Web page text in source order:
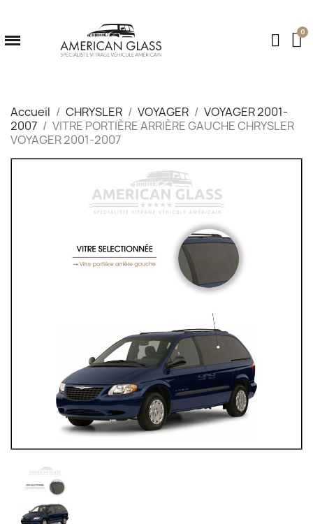
Accueil CHRYSLER VOYAGER
VOYAGER 2001-
2007
VITRE PORTIÈRE ARRIÈRE GAUCHE CHRYSLER
VOYAGER 2001-2007